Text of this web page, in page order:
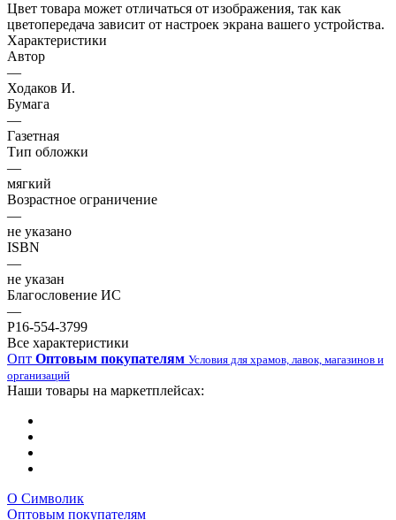
Цвет товара может отличаться от изображения, так как
цветопередача зависит от настроек экрана вашего устройства.
Характеристики
Автор
—
Ходаков И.
Бумага
—
Газетная
Тип обложки
—
мягкий
Возрастное ограничение
—
не указано
ISBN
—
не указан
Благословение ИС
—
Р16-554-3799
Все характеристики
Опт Оптовым покупателям Условия для храмов, лавок, магазинов и
организаций
Наши товары на маркетплейсах:
О Символик
Оптовым покупателям